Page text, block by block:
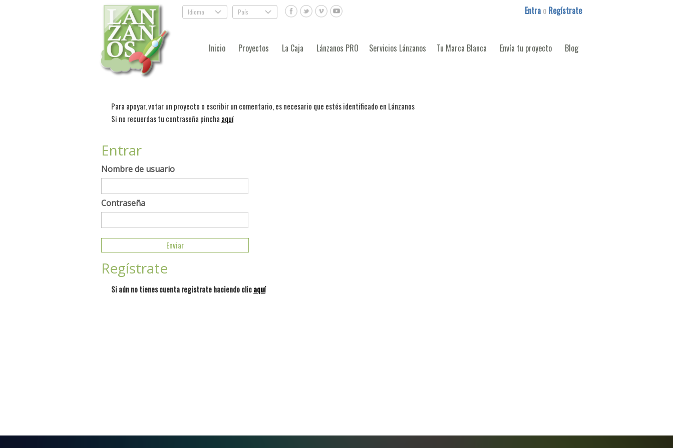
Idioma . País . Entra o Regístrate
Inicio Proyectos La Caja Lánzanos PRO Servicios Lánzanos Tu Marca Blanca Envía tu proyecto Blog
Para apoyar, votar un proyecto o escribir un comentario, es necesario que estés identificado en Lánzanos
Si no recuerdas tu contraseña pincha aquí
Entrar
Nombre de usuario
Contraseña
Regístrate
Si aún no tienes cuenta registrate haciendo clicaquí